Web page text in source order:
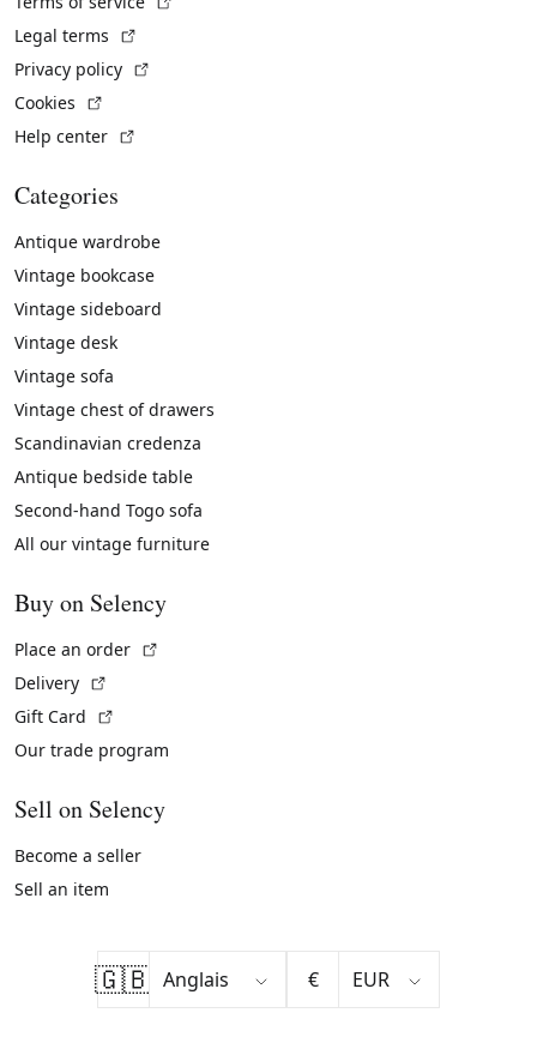
Legal terms
Privacy policy
Cookies
Help center
Categories
Antique wardrobe
Vintage bookcase
Vintage sideboard
Vintage desk
Vintage sofa
Vintage chest of drawers
Scandinavian credenza
Antique bedside table
Second-hand Togo sofa
All our vintage furniture
Buy on Selency
Place an order
Delivery
Gift Card
Our trade program
Sell on Selency
Become a seller
Sell an item
🇬🇧 €